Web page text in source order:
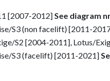
[2007-2012]See diagram
S3 (non facelift) [2011-
S2 [2004-2011], Lotus/
S3 (facelift) [2011-2021]